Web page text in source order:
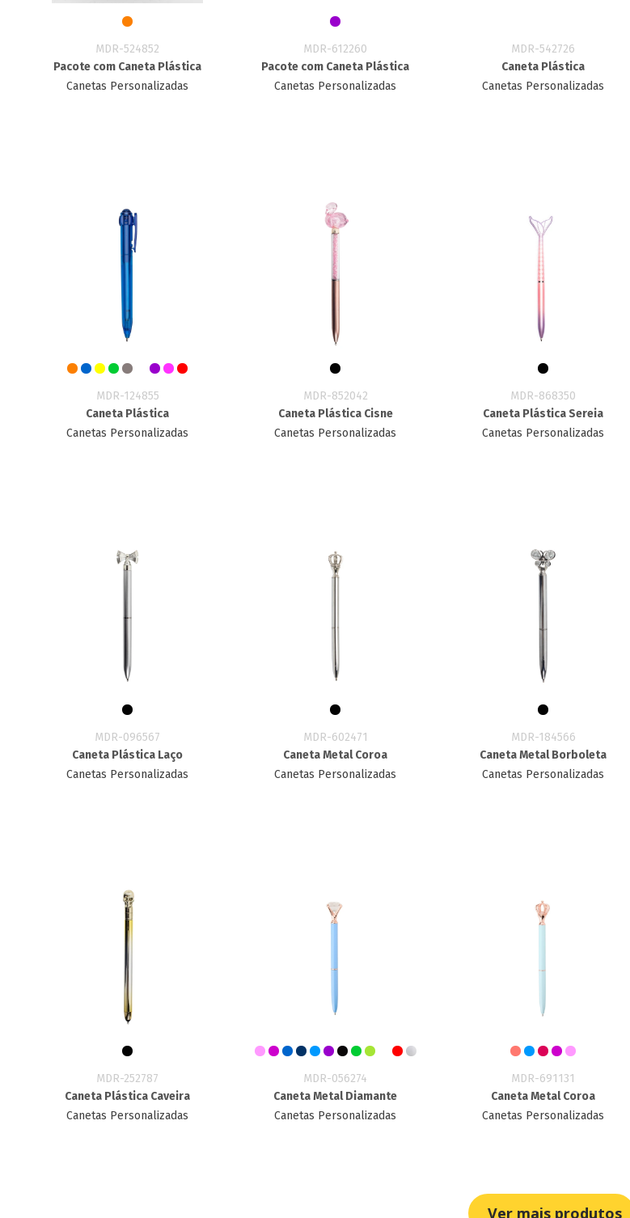
MDR-524852
Pacote com Caneta Plástica
Canetas Personalizadas
MDR-612260
Pacote com Caneta Plástica
Canetas Personalizadas
MDR-542726
Caneta Plástica
Canetas Personalizadas
MDR-124855
Caneta Plástica
Canetas Personalizadas
MDR-852042
Caneta Plástica Cisne
Canetas Personalizadas
MDR-868350
Caneta Plástica Sereia
Canetas Personalizadas
MDR-096567
Caneta Plástica Laço
Canetas Personalizadas
MDR-602471
Caneta Metal Coroa
Canetas Personalizadas
MDR-184566
Caneta Metal Borboleta
Canetas Personalizadas
MDR-252787
Caneta Plástica Caveira
Canetas Personalizadas
MDR-056274
Caneta Metal Diamante
Canetas Personalizadas
MDR-691131
Caneta Metal Coroa
Canetas Personalizadas
Ver mais produtos